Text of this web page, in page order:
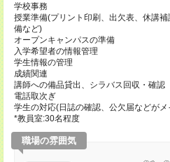
学校事務
授業準備(プリント印刷、出欠表、休講
備など)
オープンキャンパスの準備
入学希望者の情報管理
学生情報の管理
成績関連
講師への備品貸出、シラバス回収・確認
電話取次ぎ
学生の対応(日誌の確認、公欠届などがメ
*教員室:30名程度
職場の雰囲気